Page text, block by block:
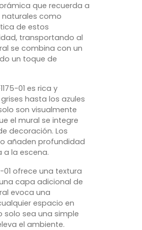
que recuerda a
como
de estos
transportando al
se combina con un
un toque de
01 es rica y
hasta los azules
son visualmente
el mural se integre
decoración. Los
añaden profundidad
a la escena.
01 ofrece una textura
capa adicional de
evoca una
espacio en
solo sea una simple
el ambiente.